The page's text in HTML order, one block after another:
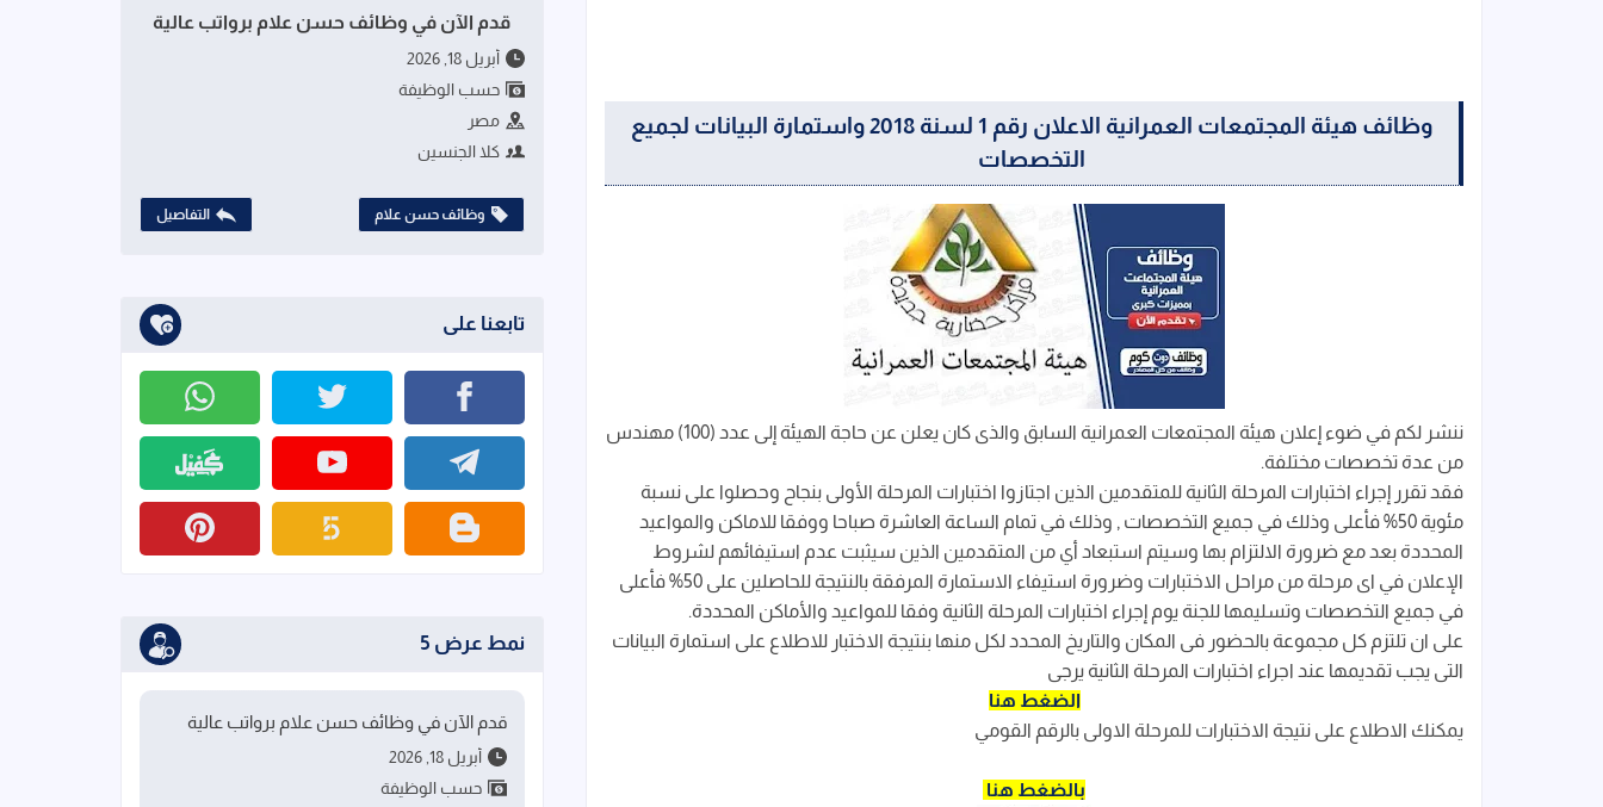
وظائف هيئة المجتمعات العمرانية الاعلان رقم 1 لسنة 2018 واستمارة البيانات لجميع
التخصصات
ننشر لكم في ضوء إعلان هيئة المجتمعات العمرانية السابق والذى كان يعلن عن حاجة الهيئة إلى عدد (100) مهندس
من عدة تخصصات مختلفة.
فقد تقرر إجراء اختبارات المرحلة الثانية للمتقدمين الذين اجتازوا اختبارات المرحلة الأولى بنجاح وحصلوا على نسبة
مئوية 50% فأعلى وذلك في جميع التخصصات , وذلك في تمام الساعة العاشرة صباحا ووفقا للاماكن والمواعيد
المحددة بعد مع ضرورة الالتزام بها وسيتم استبعاد أي من المتقدمين الذين سيثبت عدم استيفائهم لشروط
الإعلان في اى مرحلة من مراحل الاختبارات وضرورة استيفاء الاستمارة المرفقة بالنتيجة للحاصلين على 50% فأعلى
في جميع التخصصات وتسليمها للجنة يوم إجراء اختبارات المرحلة الثانية وفقا للمواعيد والأماكن المحددة.
على ان تلتزم كل مجموعة بالحضور فى المكان والتاريخ المحدد لكل منها بنتيجة الاختبار للاطلاع على استمارة البيانات
التى يجب تقديمها عند اجراء اختبارات المرحلة الثانية يرجى
الضغط هنا
يمكنك الاطلاع على نتيجة الاختبارات للمرحلة الاولى بالرقم القومي
بالضغط هنا
قدم الآن في وظائف حسن علام برواتب عالية
أبريل 18, 2026
حسب الوظيفة
مصر
كلا الجنسين
وظائف حسن علام التفاصيل
تابعنا على
نمط عرض 5
قدم الآن في وظائف حسن علام برواتب عالية
أبريل 18, 2026
حسب الوظيفة